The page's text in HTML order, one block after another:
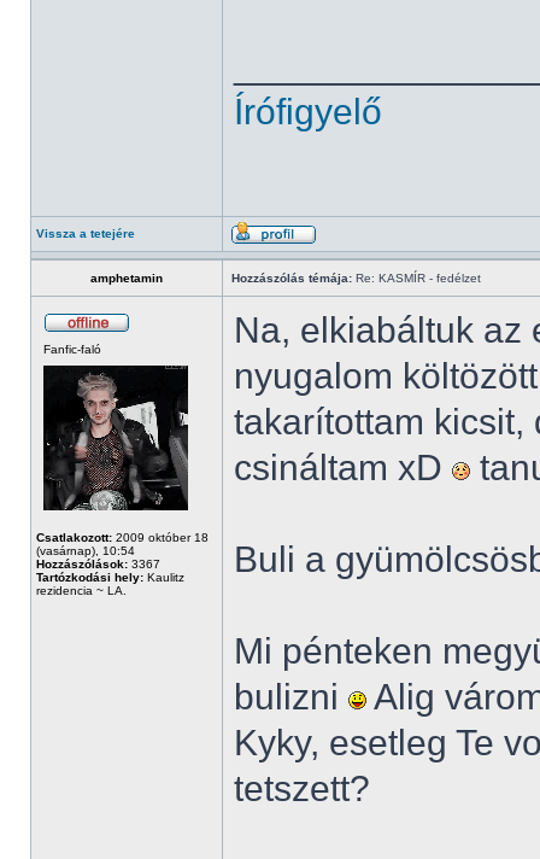
Írófigyelő
Vissza a tetejére
amphetamin Hozzászólás témája: Re: KASMÍR - fedélzet
Fanfic-faló
Csatlakozott: 2009 október 18
(vasárnap), 10:54
Hozzászólások: 3367
Tartózkodási hely: Kaulitz
rezidencia ~ LA.
Na, elkiabáltuk az
nyugalom
takarítottam kicsit,
csináltam xD
Buli a
Mi pénteken
bulizni
Alig
Kyky, esetleg Te
tetszett?